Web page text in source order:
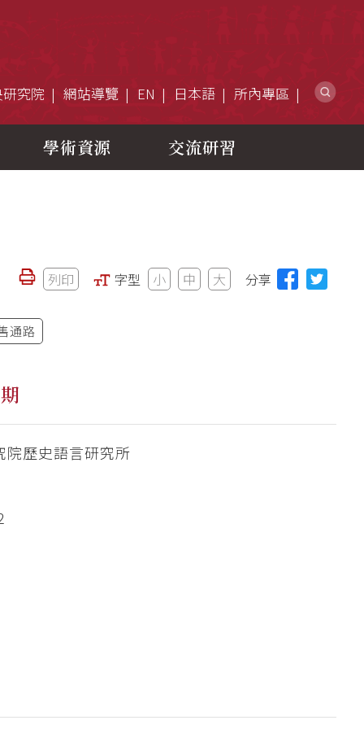
究院 網站導覽 EN 日本語 所內專區
學術資源 交流研習
列印 字型 小 中 大 分享
通路
院歷史語言研究所